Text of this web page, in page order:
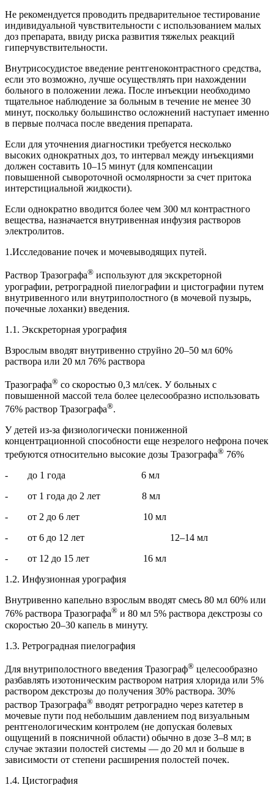
Не рекомендуется проводить предварительное тестирование
индивидуальной чувствительности с использованием малых
доз препарата, ввиду риска развития тяжелых реакций
гиперчувствительности.
Внутрисосудистое введение рентгеноконтрастного средства,
если это возможно, лучше осуществлять при нахождении
больного в положении лежа. После инъекции необходимо
тщательное наблюдение за больным в течение не менее 30
минут, поскольку большинство осложнений наступает именно
в первые полчаса после введения препарата.
Если для уточнения диагностики требуется несколько
высоких однократных доз, то интервал между инъекциями
должен составить 10–15 минут (для компенсации
повышенной сывороточной осмолярности за счет притока
интерстициальной жидкости).
Если однократно вводится более чем 300 мл контрастного
вещества, назначается внутривенная инфузия растворов
электролитов.
1.Исследование почек и мочевыводящих путей.
Раствор Тразографа® используют для экскреторной
урографии, ретроградной пиелографии и цистографии путем
внутривенного или внутриполостного (в мочевой пузырь,
почечные лоханки) введения.
1.1. Экскреторная урография
Взрослым вводят внутривенно струйно 20–50 мл 60%
раствора или 20 мл 76% раствора
Тразографа® со скоростью 0,3 мл/сек. У больных с
повышенной массой тела более целесообразно использовать
76% раствор Тразографа®.
У детей из-за физиологически пониженной
концентрационной способности еще незрелого нефрона почек
требуются относительно высокие дозы Тразографа® 76%
- до 1 года 6 мл
- от 1 года до 2 лет 8 мл
- от 2 до 6 лет 10 мл
- от 6 до 12 лет 12–14 мл
- от 12 до 15 лет 16 мл
1.2. Инфузионная урография
Внутривенно капельно взрослым вводят смесь 80 мл 60% или
76% раствора Тразографа® и 80 мл 5% раствора декстрозы со
скоростью 20–30 капель в минуту.
1.3. Ретроградная пиелография
Для внутриполостного введения Тразограф® целесообразно
разбавлять изотоническим раствором натрия хлорида или 5%
раствором декстрозы до получения 30% раствора. 30%
раствор Тразографа® вводят ретроградно через катетер в
мочевые пути под небольшим давлением под визуальным
рентгенологическим контролем (не допуская болевых
ощущений в поясничной области) обычно в дозе 3–8 мл; в
случае эктазии полостей системы — до 20 мл и больше в
зависимости от степени расширения полостей почек.
1.4. Цистография